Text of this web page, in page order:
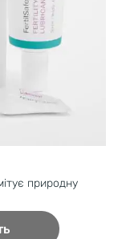
природну